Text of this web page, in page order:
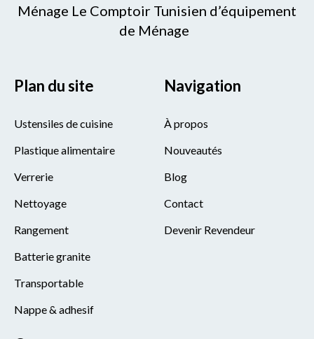
Ménage Le Comptoir Tunisien d’équipement
de Ménage
Plan du site
Ustensiles de cuisine
Plastique alimentaire
Verrerie
Nettoyage
Rangement
Batterie granite
Transportable
Nappe & adhesif
Navigation
À propos
Nouveautés
Blog
Contact
Devenir Revendeur